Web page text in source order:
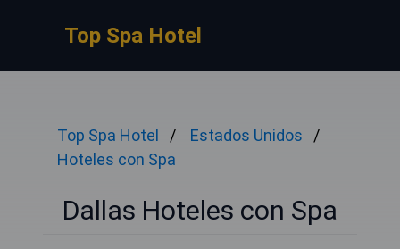
Top Spa Hotel
Top Spa Hotel
Estados Unidos
Hoteles con Spa
Dallas Hoteles con Spa